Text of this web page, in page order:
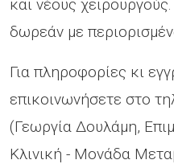
και νέους
δωρεάν με
Για πληροφορίες κι
επικοινωνήσετε στο
(Γεωργία Δουλάμη,
Κλινική - Μονάδα